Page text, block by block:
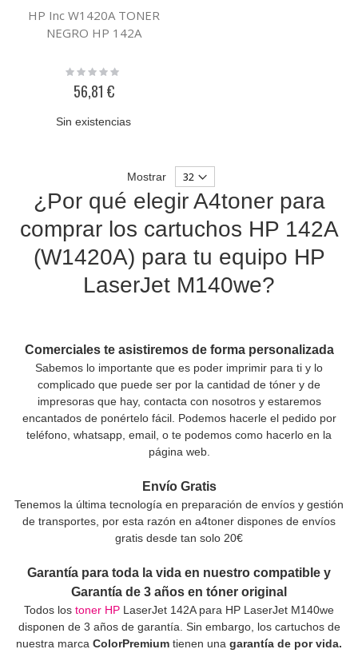
HP Inc W1420A TONER
NEGRO HP 142A
Rating:
56,81 €
Sin existencias
Mostrar
¿Por qué elegir A4toner para
comprar los cartuchos HP 142A
(W1420A) para tu equipo HP
LaserJet M140we?
Comerciales te asistiremos de forma personalizada
Sabemos lo importante que es poder imprimir para ti y lo
complicado que puede ser por la cantidad de tóner y de
impresoras que hay, contacta con nosotros y estaremos
encantados de ponértelo fácil. Podemos hacerle el pedido por
teléfono, whatsapp, email, o te podemos como hacerlo en la
página web.
Envío Gratis
Tenemos la última tecnología en preparación de envíos y gestión
de transportes, por esta razón en a4toner dispones de envíos
gratis desde tan solo 20€
Garantía para toda la vida en nuestro compatible y
Garantía de 3 años en tóner original
Todos los toner HP LaserJet 142A para HP LaserJet M140we
disponen de 3 años de garantía. Sin embargo, los cartuchos de
nuestra marca ColorPremium tienen una garantía de por vida.